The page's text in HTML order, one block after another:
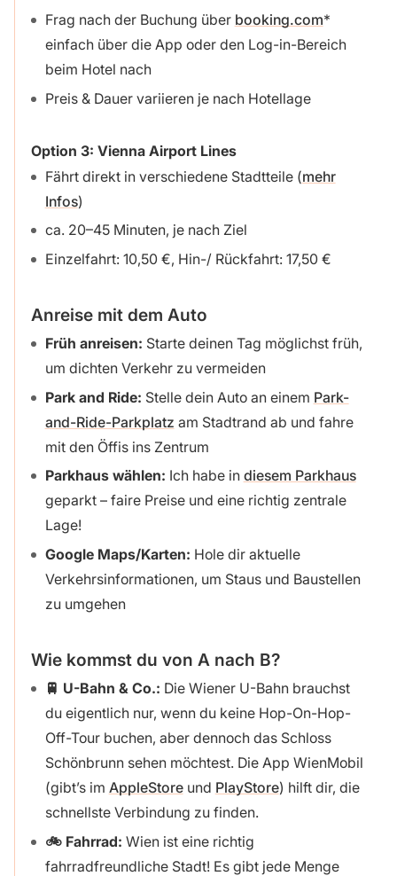
Frag nach der Buchung über booking.com
einfach über die App oder den Log-in-Bereich
beim Hotel nach
Preis & Dauer variieren je nach Hotellage
Option 3: Vienna Airport Lines
Fährt direkt in verschiedene Stadtteile (mehr
Infos)
ca. 20–45 Minuten, je nach Ziel
Einzelfahrt: 10,50 €, Hin-/ Rückfahrt: 17,50 €
Anreise mit dem Auto
Früh anreisen: Starte deinen Tag möglichst früh,
um dichten Verkehr zu vermeiden
Park and Ride: Stelle dein Auto an einem Park-
and-Ride-Parkplatz am Stadtrand ab und fahre
mit den Öffis ins Zentrum
Parkhaus wählen: Ich habe in diesem Parkhaus
geparkt – faire Preise und eine richtig zentrale
Lage!
Google Maps/Karten: Hole dir aktuelle
Verkehrsinformationen, um Staus und Baustellen
zu umgehen
Wie kommst du von A nach B?
🚆 U-Bahn & Co.: Die Wiener U-Bahn brauchst
du eigentlich nur, wenn du keine Hop-On-Hop-
Off-Tour buchen, aber dennoch das Schloss
Schönbrunn sehen möchtest. Die App WienMobil
(gibt’s im AppleStoreund PlayStore) hilft dir, die
schnellste Verbindung zu finden.
🚲 Fahrrad: Wien ist eine richtig
fahrradfreundliche Stadt! Es gibt jede Menge